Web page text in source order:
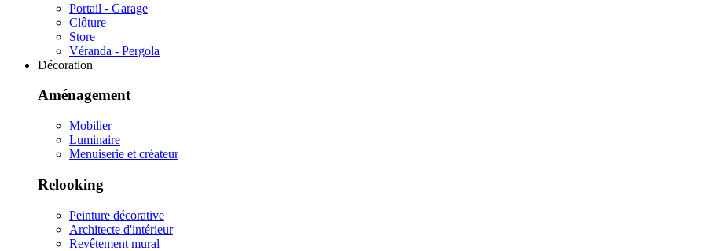
Portail - Garage
Clôture
Store
Véranda - Pergola
Décoration
Aménagement
Mobilier
Luminaire
Menuiserie et créateur
Relooking
Peinture décorative
Architecte d'intérieur
Revêtement mural